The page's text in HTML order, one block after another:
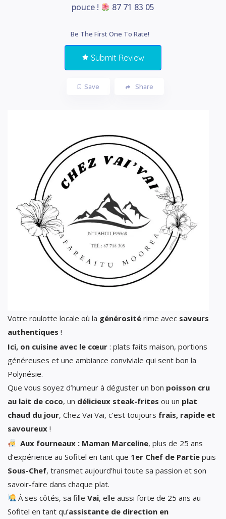
pouce !
87 71 83 05
Be The First One To Rate!
Submit Review
Save Share
Votre roulotte locale où la générosité rime avec saveurs
authentiques !
Ici, on cuisine avec le cœur : plats faits maison, portions
généreuses et une ambiance conviviale qui sent bon la
Polynésie.
Que vous soyez d’humeur à déguster un bon poisson cru
au lait de coco, un délicieux steak-frites ou un plat
chaud du jour, Chez Vai Vai, c’est toujours frais, rapide et
savoureux !
Aux fourneaux : Maman Marceline, plus de 25 ans
d’expérience au Sofitel en tant que 1er Chef de Partie puis
Sous-Chef, transmet aujourd’hui toute sa passion et son
savoir-faire dans chaque plat.
À ses côtés, sa filleVai, elle aussi forte de 25 ans au
Sofitel en tant qu’assistante de direction en